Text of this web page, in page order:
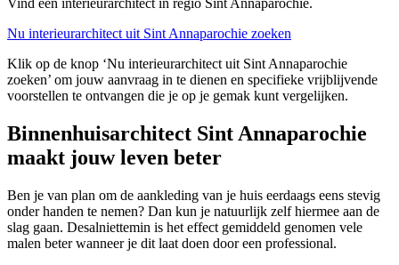
Vind een interieurarchitect in regio Sint Annaparochie.
Nu interieurarchitect uit Sint Annaparochie zoeken
Klik op de knop ‘Nu interieurarchitect uit Sint Annaparochie
zoeken’ om jouw aanvraag in te dienen en specifieke vrijblijvende
voorstellen te ontvangen die je op je gemak kunt vergelijken.
Binnenhuisarchitect Sint Annaparochie
maakt jouw leven beter
Ben je van plan om de aankleding van je huis eerdaags eens stevig
onder handen te nemen? Dan kun je natuurlijk zelf hiermee aan de
slag gaan. Desalniettemin is het effect gemiddeld genomen vele
malen beter wanneer je dit laat doen door een professional.